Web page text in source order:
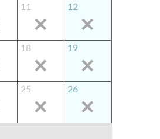
11 12
18 19
25 26